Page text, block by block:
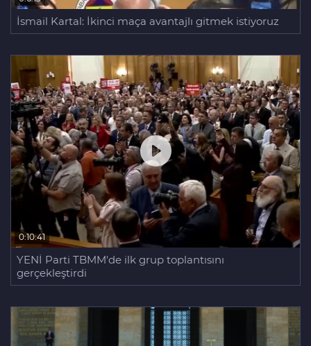
İsmail Kartal: İkinci maça avantajlı gitmek istiyoruz
0:10:41
YENİ Parti TBMM'de ilk grup toplantısını
gerçekleştirdi